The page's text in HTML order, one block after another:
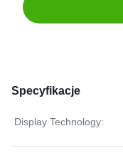
Specyfikacje
Display Technology: